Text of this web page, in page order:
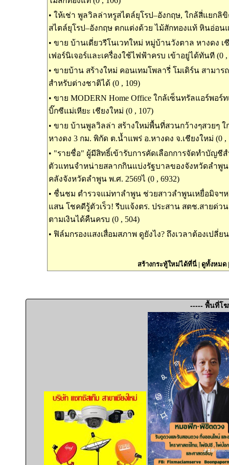
• ให้เช่า พูลวิลล่าหรูสไตล์ยุโรป–อังกฤษ, ใกล้สี่แยกลิ
สไตล์ยุโรป–อังกฤษ ตกแต่งด้วย ไม้สักทองแท้ หินอ่อน
• ขาย บ้านเดี่ยวรีโนเวทใหม่ หมู่บ้านวังตาล หางดง เ
เฟอร์นิเจอร์และเครื่องใช้ไฟฟ้าครบ เข้าอยู่ได้ทันที (0 ,
• ขายบ้าน สร้างใหม่ คอนเทมโพลารี่ โมเดิร์น สามารถ
สำหรับต่างชาติได้ (0 , 109)
• ขาย MODERN Home Office ใกล้เซ็นทรัลแอร์พอร์
บิ๊กซีแม่เหียะ เชียงใหม่ (0 , 107)
• ขาย บ้านพูลวิลล่า สร้างใหม่พื้นที่สวนกว้างๆสวยๆ
หางดง 3 กม. พิกัด ต.น้ำแพร่ อ.หางดง จ.เชียงใหม่ (0 ,
• "รายชื่อ" ผู้มีสิทธิ์เข้ารับการคัดเลือกการจัดทำบัญชีส
ตัวแทนจำหน่ายสลากกินแบ่งรัฐบาลของจังหวัดลำพู
คลังจังหวัดลำพูน พ.ศ. 2569ไ (0 , 6932)
• ชื่นชม ตำรวจแม่ทาลำพูน ช่วยสาวลำพูนเหยื่อมิจฯห
แสน โชคดีรู้ตัวเร็ว! รีบแจ้งตร. ประสาน สตช.สายด่ว
ตามเงินได้คืนครบ (0 , 504)
• ฟิล์มกรองแสงเสื่อมสภาพ ดูยังไง? ถึงเวลาต้องเปลี่ย
สร้างกระทู้ใหม่ได้ที่นี่| ดูทั้งหมด
----- พื้นที่โ